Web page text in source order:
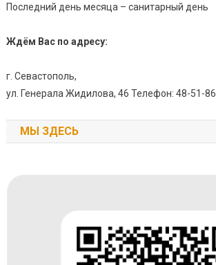
Последний день месяца – санитарный день
Ждём Вас по адресу:
г. Севастополь,
ул. Генерала Жидилова, 46 Телефон: 48-51-86
МЫ ЗДЕСЬ